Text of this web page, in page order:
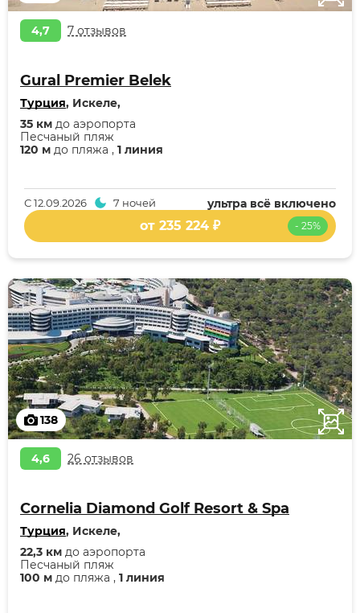
4,7 7 отзывов
Gural Premier Belek
Турция, Искеле,
120 м до пляжа , 1 линия
Песчаный пляж
35 км до аэропорта
ультра всё включено
С12.09.2026 7 ночей
- 25%
от 235 224 ₽
138
4,6 26 отзывов
Cornelia Diamond Golf Resort & Spa
Турция, Искеле,
100 м до пляжа , 1 линия
Песчаный пляж
22,3 км до аэропорта